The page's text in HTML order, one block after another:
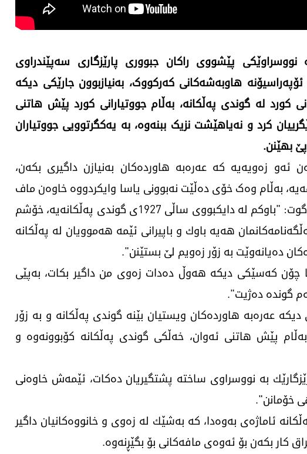
پێشووی راکان جبووری پارێزگاری سەپێندراوی
ھاوبەشەکانی کەرکووک، بەنیازبوون جارێکی دیکە
کورد لە گوندی پەڵکانە، بەڵام جووتیارانی کورد پێش ھاتنی
کرد و نەیاھێشت نزیک ببنەوە، بە یەكگرتوویی جووتیاران
بھێنن.
ئەو زەویەیە کە عەرەبە ھاوردەکان بەنیازن داگیری بکەن،
بەڵام وەک خۆی دەڵێت نەبوونی یاسا وایکردووە خاوەن ماف
پشتگوێ بخرێت. ئەو بە كوردستان24ی گوت: "باوكم لە دایكبووی ساڵی 1927ی گوندی پەڵكانەیە، خۆشم
ھەیە باوك و باپیرانی ئێمە ھەموویان لە پەڵكانە
دەیانەوێت بە زۆر زەویم لێ بستێنن".
چۆن كەسێكی دیكە ھەوڵ دەدات زەوی من داگیر بكات، بەپێی
12/10/2020 جارێكی دیكە عەرەبە ھاوردەكان ویستیان بێنە گوندی پەڵكانە و بە زۆر
پێش ھاتنی ئەوان، خەڵكی گوندی پەڵكانە كۆبوونەوە و
بە نووسراوی ساختە پشتگیریان دەكات، ئێمەش خاوەنی
خۆمانن".
ئاماژەی بەوەدا، كە بەشێك لە زەوی و خانووەكانیان داگیر
كار بكەن بۆ ئەوەی مافەكانی بۆ بگێڕنەوە.